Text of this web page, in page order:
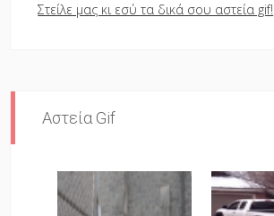
Στείλε μας κι εσύ τα δικά σου αστεία gif!
Αστεία Gif